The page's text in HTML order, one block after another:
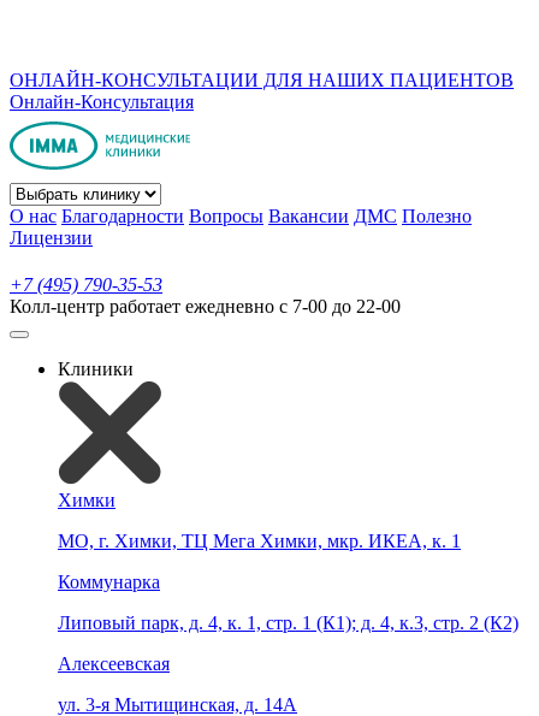
ОНЛАЙН-КОНСУЛЬТАЦИИ ДЛЯ НАШИХ ПАЦИЕНТОВ
Онлайн-Консультация
О нас Благодарности Вопросы Вакансии ДМС Полезно
Лицензии
+7 (495) 790-35-53
Колл-центр работает ежедневно с 7-00 до 22-00
Клиники
Химки
МО, г. Химки, ТЦ Мега Химки, мкр. ИКЕА, к. 1
Коммунарка
Липовый парк, д. 4, к. 1, стр. 1 (К1); д. 4, к.3, стр. 2 (К2)
Алексеевская
ул. 3-я Мытищинская, д. 14А